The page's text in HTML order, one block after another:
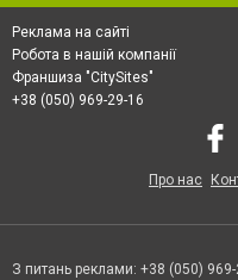
Реклама на сайті
Робота в нашій компанії
Франшиза "CitySites"
+38 (050) 969-29-16
Про нас
З питань реклами: +38 (050)